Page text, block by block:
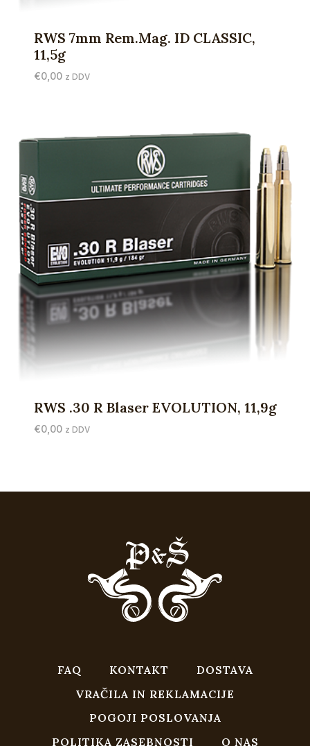
RWS 7mm Rem.Mag. ID CLASSIC,
11,5g
€0,00 z DDV
RWS .30 R Blaser EVOLUTION, 11,9g
€0,00 z DDV
FAQ KONTAKT
DOSTAVA
VRAČILA IN REKLAMACIJE
POGOJI POSLOVANJA
POLITIKA ZASEBNOSTI
O NAS